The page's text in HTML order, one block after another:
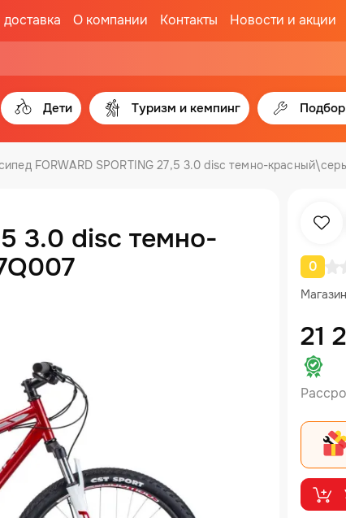
О компании Контакты Новости и акции
Дети Туризм и кемпинг Подбор
FORWARD SPORTING 27,5 3.0 disc темно-
3.0 disc темно-
0
Магазин
21